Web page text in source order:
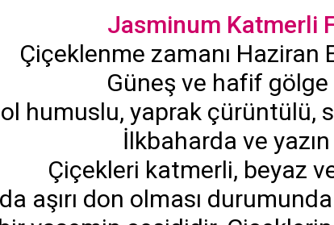
Jasminum Katmerli
Çiçeklenme zamanı Haziran
Güneş ve hafif gölge
humuslu, yaprak çürüntülü,
İlkbaharda ve
Çiçekleri katmerli, beyaz
aşırı don olması